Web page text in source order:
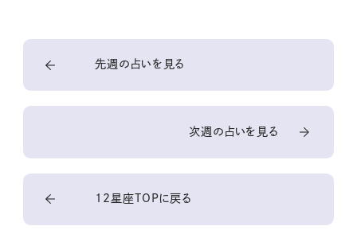
先週の占いを見る
次週の占いを見る
12星座TOPに戻る